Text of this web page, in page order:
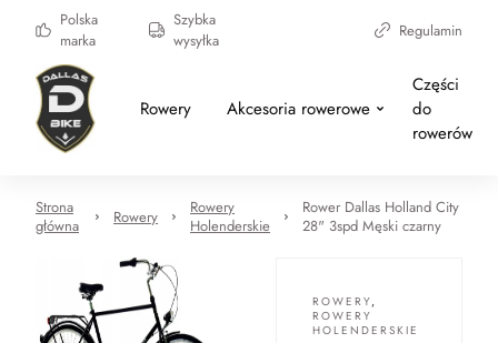
Polska
marka
Szybka
wysyłka
Regulamin
Rowery Akcesoria rowerowe
Części
do
rowerów
Strona
główna
Rowery
Rowery
Holenderskie
Rower Dallas Holland City
28" 3spd Męski czarny
ROWERY,
ROWERY
HOLENDERSKIE